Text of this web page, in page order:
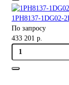
1PH8137-1DG02-
По запросу
433 201 р.